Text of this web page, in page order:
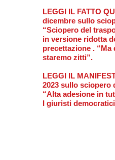
LEGGI IL FATTO
dicembre sullo
“Sciopero del
in versione ridotta
precettazione .
staremo zitti”.
LEGGI IL
2023 sullo sciopero
“Alta adesione in
I giuristi